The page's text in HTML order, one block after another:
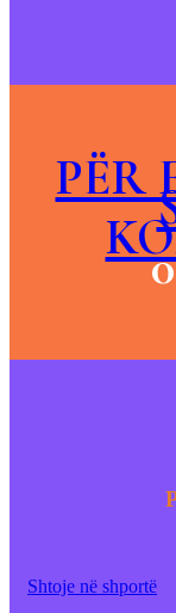
PËR
Shtoje në shportë